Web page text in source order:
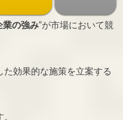
業の強み”が市場において競
効果的な施策を立案する